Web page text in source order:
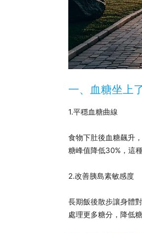
一、血糖坐上
1.平穩血糖曲線
食物下肚後血糖飆升
糖峰值降低30%，這
2.改善胰島素敏感度
長期飯後散步讓身體
處理更多糖分，降低糖